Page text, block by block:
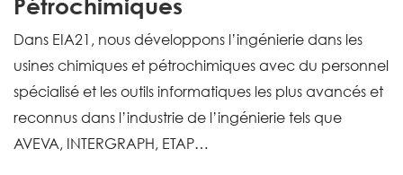
Pétrochimiques
Dans EIA21, nous développons l’ingénierie dans les
usines chimiques et pétrochimiques avec du personnel
spécialisé et les outils informatiques les plus avancés et
reconnus dans l’industrie de l’ingénierie tels que
AVEVA, INTERGRAPH, ETAP…